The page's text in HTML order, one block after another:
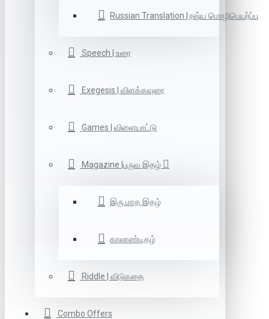
Russian Translation | ரஷ்ய மொழிபெயர்ப்பு
Speech | உரை
Exegesis | விளக்கவுரை
Games | விளையாட்டு
Magazine |பருவ இதழ்
இரு மாத இதழ்
காலாண்டிதழ்
Riddle | விடுகதை
Combo Offers